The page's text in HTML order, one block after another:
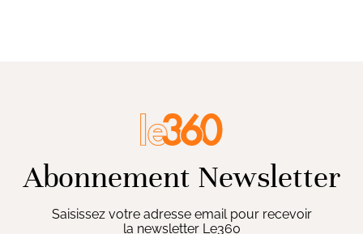
Abonnement Newsletter
Saisissez votre adresse email pour recevoir
la newsletter Le360